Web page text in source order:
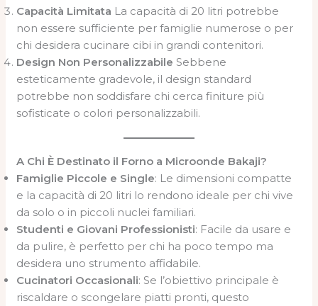
Capacità Limitata La capacità di 20 litri potrebbe
non essere sufficiente per famiglie numerose o per
chi desidera cucinare cibi in grandi contenitori.
Design Non Personalizzabile Sebbene
esteticamente gradevole, il design standard
potrebbe non soddisfare chi cerca finiture più
sofisticate o colori personalizzabili.
A Chi È Destinato il Forno a Microonde Bakaji?
Famiglie Piccole e Single: Le dimensioni compatte
e la capacità di 20 litri lo rendono ideale per chi vive
da solo o in piccoli nuclei familiari.
Studenti e Giovani Professionisti: Facile da usare e
da pulire, è perfetto per chi ha poco tempo ma
desidera uno strumento affidabile.
Cucinatori Occasionali: Se l’obiettivo principale è
riscaldare o scongelare piatti pronti, questo